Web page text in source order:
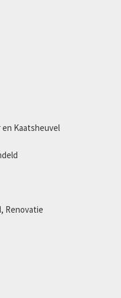
Kaatsheuvel
Renovatie